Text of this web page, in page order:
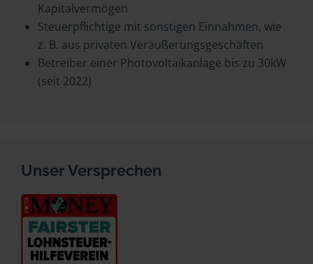
Kapitalvermögen
Steuerpflichtige mit sonstigen Einnahmen, wie
z. B. aus privaten Veräußerungsgeschäften
Betreiber einer Photovoltaikanlage bis zu 30kW
(seit 2022)
Unser Versprechen